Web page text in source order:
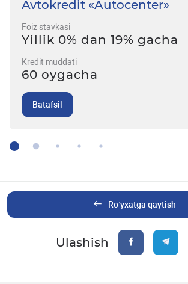
Avtokredit «Autocenter»
Foiz stavkasi
Yillik 0% dan 19% gacha
Kredit muddati
60 oygacha
Batafsil
Ro’yxatga qaytish
Ulashish